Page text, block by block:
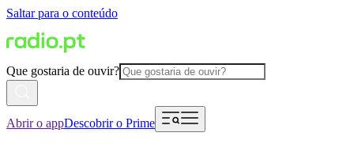
Saltar para o conteúdo
Que gostaria de ouvir?
Abrir o appDescobrir o Prime